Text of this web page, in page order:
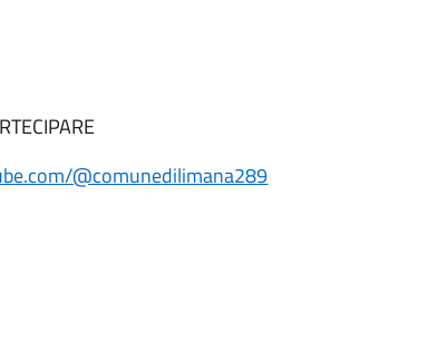
@comunedilimana289